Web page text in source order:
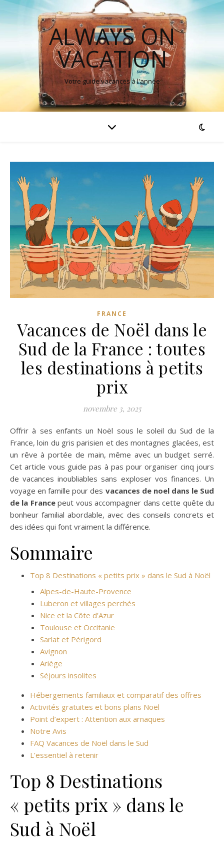
ALWAYS ON
VACATION
Votre guide vacances à l'année
FRANCE
Vacances de Noël dans le
Sud de la France : toutes
les destinations à petits
prix
novembre 3, 2025
Offrir à ses enfants un Noël sous le soleil du Sud de la
France, loin du gris parisien et des montagnes glacées, est
un rêve à portée de main, même avec un budget serré.
Cet article vous guide pas à pas pour organiser cinq jours
de vacances inoubliables sans exploser vos finances. Un
voyage en famille pour des vacances de noel dans le Sud
de la France​ peut vous accompagner dans cette quête du
bonheur familial abordable, avec des conseils concrets et
des idées qui font vraiment la différence.
Sommaire
Top 8 Destinations « petits prix » dans le Sud à Noël
Alpes-de-Haute-Provence
Luberon et villages perchés
Nice et la Côte d’Azur
Toulouse et Occitanie
Sarlat et Périgord
Avignon
Ariège
Séjours insolites
Hébergements familiaux et comparatif des offres
Activités gratuites et bons plans Noël
Point d’expert : Attention aux arnaques
Notre Avis
FAQ Vacances de Noël dans le Sud
L’essentiel à retenir
Top 8 Destinations
« petits prix » dans le
Sud à Noël